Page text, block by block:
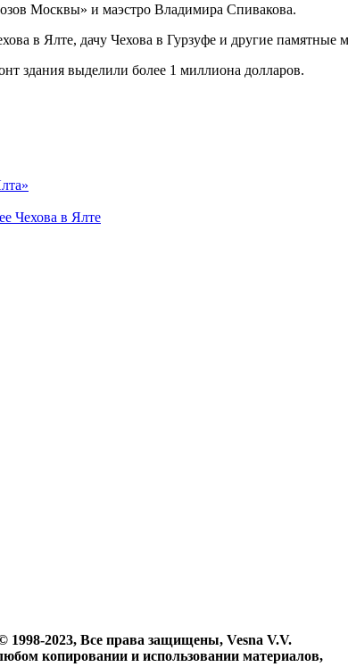
Москвы» и маэстро Владимира Спивакова.
в Ялте, дачу Чехова в Гурзуфе и другие памятные
здания выделили более 1 миллиона долларов.
Чехова в Ялте
1998-2023, Все права защищены, Vesna V.V.
копировании и использовании материалов,